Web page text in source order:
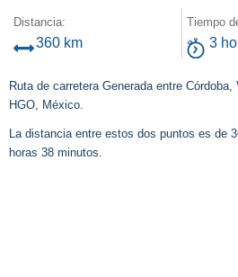
Distancia:
360 km
Tiempo
3
Ruta de carretera Generada entre
HGO, México.
La distancia entre estos dos puntos es de
horas 38 minutos.